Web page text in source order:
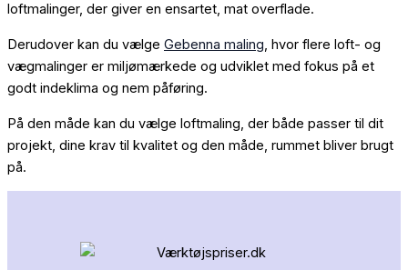
loftmalinger, der giver en ensartet, mat overflade.
Derudover kan du vælge Gebenna maling, hvor flere loft- og
vægmalinger er miljømærkede og udviklet med fokus på et
godt indeklima og nem påføring.
På den måde kan du vælge loftmaling, der både passer til dit
projekt, dine krav til kvalitet og den måde, rummet bliver brugt
på.